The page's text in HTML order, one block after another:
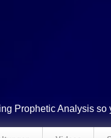
Prophetic Analysis so